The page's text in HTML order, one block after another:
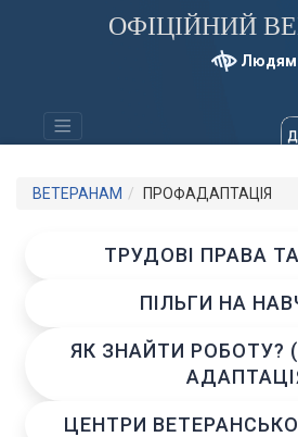
ОФІЦІЙНИЙ
Людям
ВЕТЕРАНАМ ПРОФАДАПТАЦІЯ
ТРУДОВІ ПРАВА ТА
ПІЛЬГИ НА
ЯК ЗНАЙТИ РОБОТУ?
ЦЕНТРИ